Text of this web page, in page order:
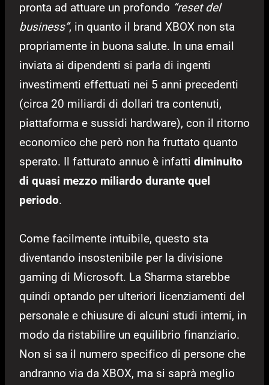
pronta ad attuare un profondo “reset del
business”, in quanto il brand XBOX non sta
propriamente in buona salute. In una email
inviata ai dipendenti si parla di ingenti
investimenti effettuati nei 5 anni precedenti
(circa 20 miliardi di dollari tra contenuti,
piattaforma e sussidi hardware), con il ritorno
economico che però non ha fruttato quanto
sperato. Il fatturato annuo è infatti diminuito
di quasi mezzo miliardo durante quel
periodo.
Come facilmente intuibile, questo sta
diventando insostenibile per la divisione
gaming di Microsoft. La Sharma starebbe
quindi optando per ulteriori licenziamenti del
personale e chiusure di alcuni studi interni, in
modo da ristabilire un equilibrio finanziario.
Non si sa il numero specifico di persone che
andranno via da XBOX, ma si saprà meglio